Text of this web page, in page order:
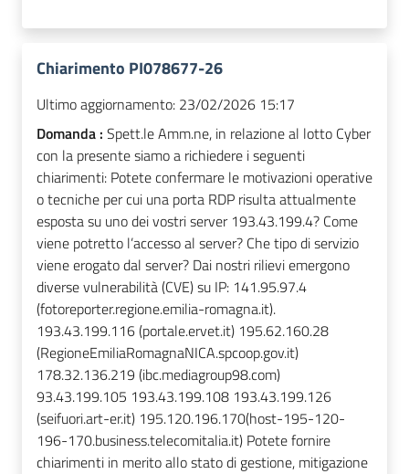
Chiarimento PI078677-26
Ultimo aggiornamento: 23/02/2026 15:17
Domanda : Spett.le Amm.ne, in relazione al lotto Cyber
con la presente siamo a richiedere i seguenti
chiarimenti: Potete confermare le motivazioni operative
o tecniche per cui una porta RDP risulta attualmente
esposta su uno dei vostri server 193.43.199.4? Come
viene potretto l’accesso al server? Che tipo di servizio
viene erogato dal server? Dai nostri rilievi emergono
diverse vulnerabilità (CVE) su IP: 141.95.97.4
(fotoreporter.regione.emilia-romagna.it).
193.43.199.116 (portale.ervet.it) 195.62.160.28
(RegioneEmiliaRomagnaNICA.spcoop.gov.it)
178.32.136.219 (ibc.mediagroup98.com)
93.43.199.105 193.43.199.108 193.43.199.126
(seifuori.art-er.it) 195.120.196.170(host-195-120-
196-170.business.telecomitalia.it) Potete fornire
chiarimenti in merito allo stato di gestione, mitigazione